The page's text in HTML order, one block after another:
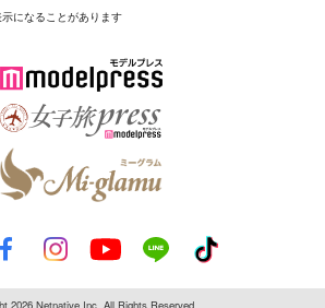
になることがあります